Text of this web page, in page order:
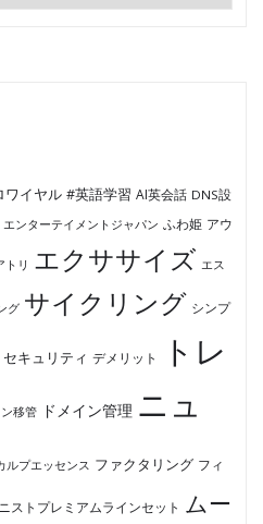
ワイヤル #英語学習 AI英会話 DNS設
ンターテイメントジャパン ふわ姫 アウ
トリ エクササイズ エス
グ サイクリング シンプ
セキュリティ デメリット
トレ
ン移管 ドメイン管理 ニュ
ルプエッセンス ファクタリング フィ
ストプレミアムラインセット ムー